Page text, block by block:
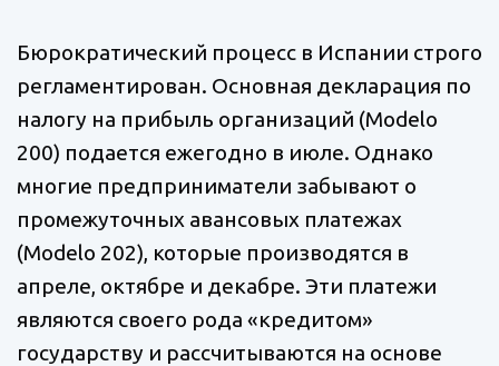
Бюрократический процесс в Испании строго
регламентирован. Основная декларация по
налогу на прибыль организаций (Modelo
200) подается ежегодно в июле. Однако
многие предприниматели забывают о
промежуточных авансовых платежах
(Modelo 202), которые производятся в
апреле, октябре и декабре. Эти платежи
являются своего рода «кредитом»
государству и рассчитываются на основе